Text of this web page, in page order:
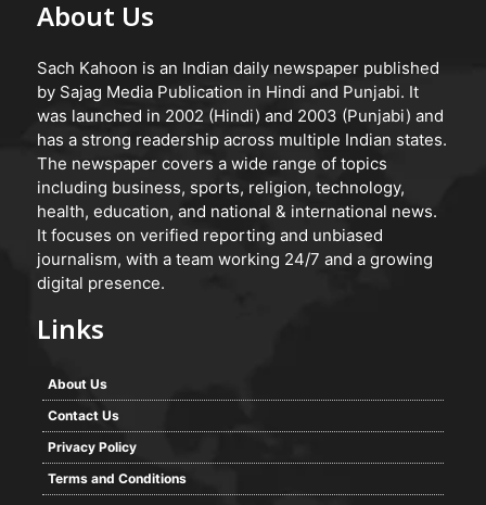
About Us
Sach Kahoon is an Indian daily newspaper published
by Sajag Media Publication in Hindi and Punjabi. It
was launched in 2002 (Hindi) and 2003 (Punjabi) and
has a strong readership across multiple Indian states.
The newspaper covers a wide range of topics
including business, sports, religion, technology,
health, education, and national & international news.
It focuses on verified reporting and unbiased
journalism, with a team working 24/7 and a growing
digital presence.
Links
About Us
Contact Us
Privacy Policy
Terms and Conditions